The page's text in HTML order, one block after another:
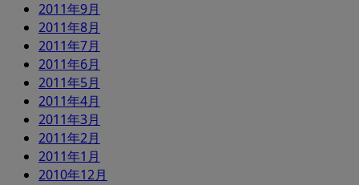
2011年9月
2011年8月
2011年7月
2011年6月
2011年5月
2011年4月
2011年3月
2011年2月
2011年1月
2010年12月